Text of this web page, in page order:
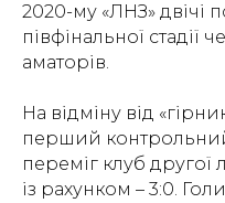
2020-му «ЛНЗ» двічі
півфінальної стадії
аматорів.
На відміну від
перший
переміг клуб другої
із рахунком – 3:0.